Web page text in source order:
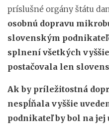
príslušné orgány štátu
osobnú dopravu
slovenským
splnení všetkých
postačovala len
Ak by príležitostná
nespĺňala vyššie
podnikateľ by bol na